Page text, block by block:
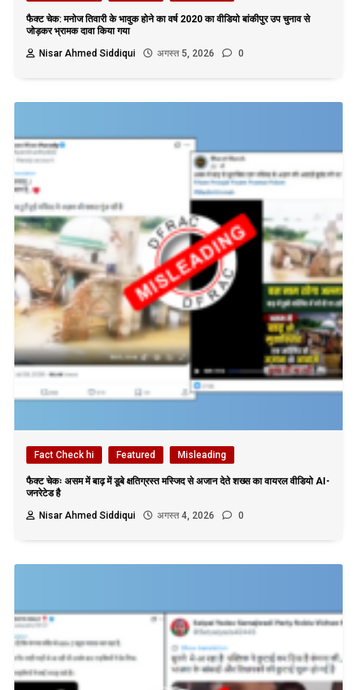
फैक्ट चेक: मनोज तिवारी के भावुक होने का वर्ष 2020 का वीडियो बांकीपुर उप चुनाव से
जोड़कर भ्रामक दावा किया गया
Nisar Ahmed Siddiqui
अगस्त 5, 2026 0
Fact Check hi Featured Misleading
फैक्ट चेकः असम में बाढ़ में डूबे क्षतिग्रस्त मस्जिद से अजान देते शख्स का वायरल वीडियो AI-
जनरेटेड है
Nisar Ahmed Siddiqui
अगस्त 4, 2026 0